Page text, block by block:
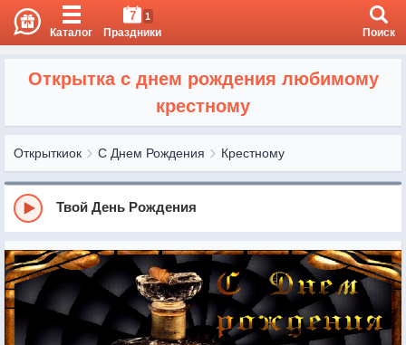
Каталог
7 1
Праздники Поиск
Открытка с днем рождения любимому
крестному
Открыткиок С Днем Рождения Крестному
Твой День Рождения